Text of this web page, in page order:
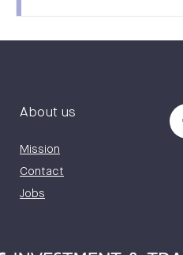
About us
Mission
Contact
Jobs